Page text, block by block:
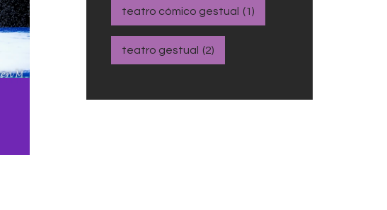
teatro cómico gestual (1)
teatro gestual (2)